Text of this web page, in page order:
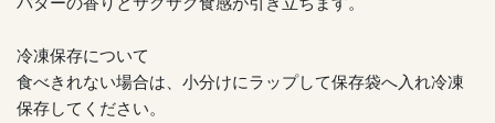
冷凍保存について
食べきれない場合は、小分けにラップして保存袋へ入れ冷凍
保存してください。